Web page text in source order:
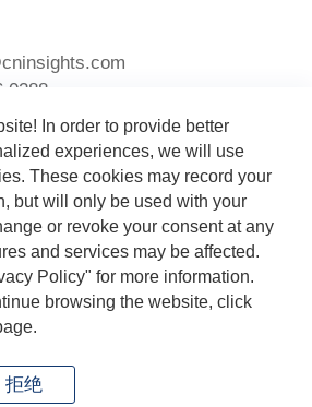
In order to provide better
experiences, we will use
These cookies may record your
but will only be used with your
or revoke your consent at any
and services may be affected.
Policy" for more information.
browsing the website, click
拒绝
0288
新闻中心
关注我们
用户协议